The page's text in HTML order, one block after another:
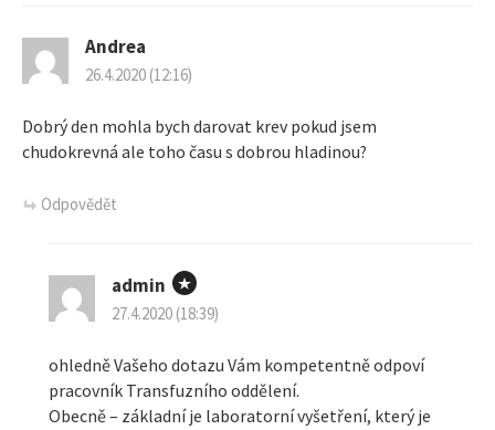
i
g
a
e
Andrea
26.4.2020 (12:16)
Dobrý den mohla bych darovat krev pokud jsem
chudokrevná ale toho času s dobrou hladinou?
Odpovědět
admin
27.4.2020 (18:39)
ohledně Vašeho dotazu Vám kompetentně odpoví
pracovník Transfuzního oddělení.
Obecně – základní je laboratorní vyšetření, který je